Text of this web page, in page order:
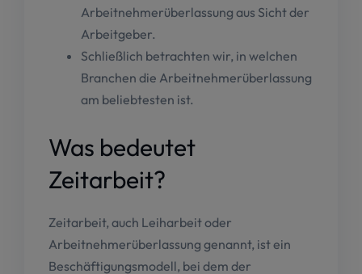
Arbeitnehmerüberlassung aus Sicht der
Arbeitgeber.
Schließlich betrachten wir, in welchen
Branchen die Arbeitnehmerüberlassung
am beliebtesten ist.
Was bedeutet
Zeitarbeit?
Zeitarbeit, auch Leiharbeit oder
Arbeitnehmerüberlassung genannt, ist ein
Beschäftigungsmodell, bei dem der